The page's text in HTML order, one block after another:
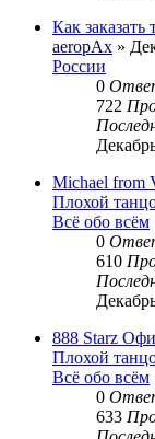
Как
aeropAx »
России
0
722
Michael from
Плохой
Всё обо всём
0
610
888 Starz
Плохой
Всё обо всём
0
633